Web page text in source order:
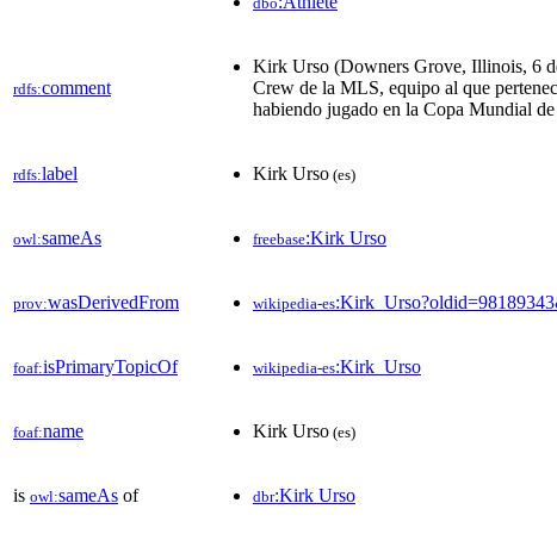
rdfs:comment
Kirk Urso (Downers Grove, Illinois, 6
Crew de la MLS, equipo al que
habiendo jugado en la Copa Mundial
rdfs:label Kirk Urso (es)
owl:sameAs freebase:Kirk Urso
prov:wasDerivedFrom wikipedia-es
foaf:isPrimaryTopicOf wikipedia-es:Kirk_Urso
foaf:name Kirk Urso (es)
is owl:sameAs of dbr:Kirk Urso